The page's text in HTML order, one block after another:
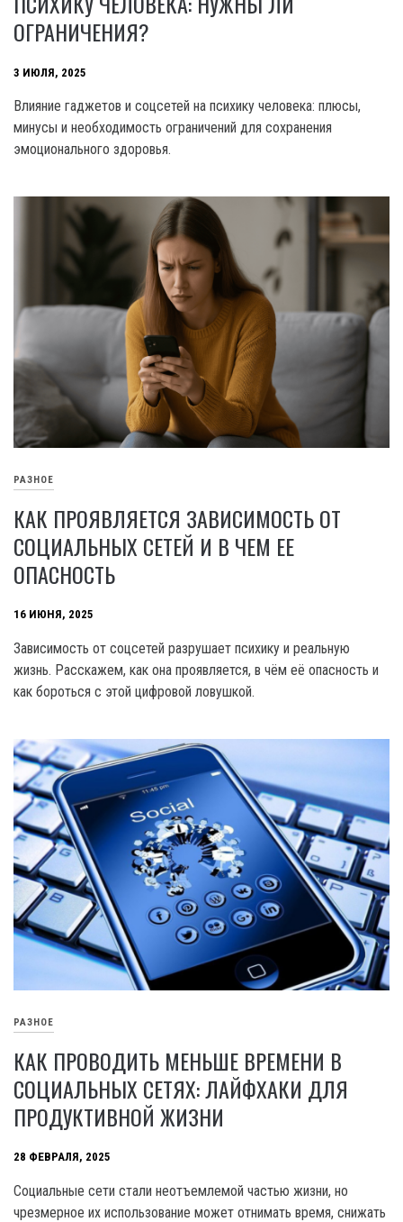
ОГРАНИЧЕНИЯ?
3 ИЮЛЯ, 2025
Влияние гаджетов и соцсетей на психику человека: плюсы,
минусы и необходимость ограничений для сохранения
эмоционального здоровья.
РАЗНОЕ
КАК ПРОЯВЛЯЕТСЯ ЗАВИСИМОСТЬ ОТ
СОЦИАЛЬНЫХ СЕТЕЙ И В ЧЕМ ЕЕ
ОПАСНОСТЬ
16 ИЮНЯ, 2025
Зависимость от соцсетей разрушает психику и реальную
жизнь. Расскажем, как она проявляется, в чём её опасность и
как бороться с этой цифровой ловушкой.
РАЗНОЕ
КАК ПРОВОДИТЬ МЕНЬШЕ ВРЕМЕНИ В
СОЦИАЛЬНЫХ СЕТЯХ: ЛАЙФХАКИ ДЛЯ
ПРОДУКТИВНОЙ ЖИЗНИ
28 ФЕВРАЛЯ, 2025
Социальные сети стали неотъемлемой частью жизни, но
чрезмерное их использование может отнимать время, снижать